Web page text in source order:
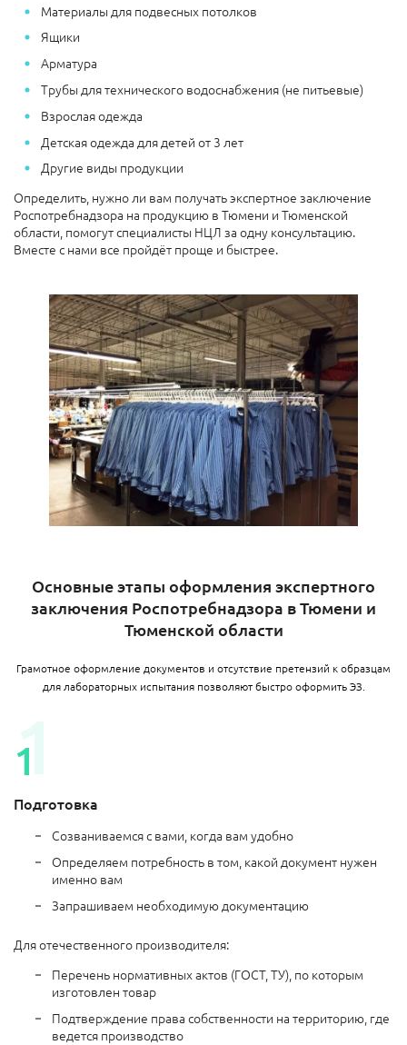
Материалы для подвесных потолков
Ящики
Арматура
Трубы для технического водоснабжения (не питьевые)
Взрослая одежда
Детская одежда для детей от 3 лет
Другие виды продукции
Определить, нужно ли вам получать экспертное заключение
Роспотребнадзора на продукцию в Тюмени и Тюменской
области, помогут специалисты НЦЛ за одну консультацию.
Вместе с нами все пройдёт проще и быстрее.
Основные этапы оформления экспертного
заключения Роспотребнадзора в Тюмени и
Тюменской области
Грамотное оформление документов и отсутствие претензий к образцам
для лабораторных испытания позволяют быстро оформить ЭЗ.
Подготовка
Созваниваемся с вами, когда вам удобно
Определяем потребность в том, какой документ нужен
именно вам
Запрашиваем необходимую документацию
Для отечественного производителя:
Перечень нормативных актов (ГОСТ, ТУ), по которым
изготовлен товар
Подтверждение права собственности на территорию, где
ведется производство